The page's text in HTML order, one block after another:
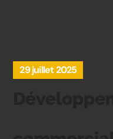
29 juillet 2025